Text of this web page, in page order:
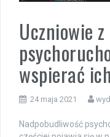
Uczniowie
wspierać
24 maja 2021
Nadpobudliwość